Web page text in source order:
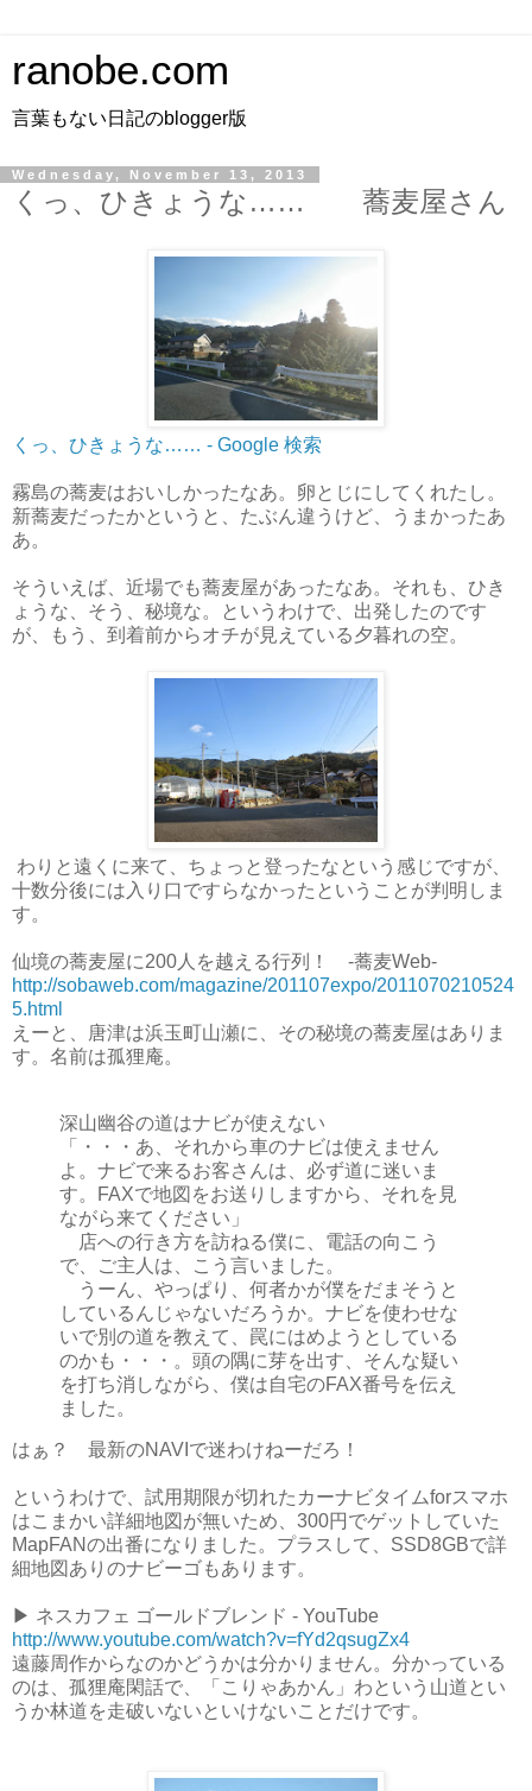
ranobe.com
言葉もない日記のblogger版
Wednesday, November 13, 2013
くっ、ひきょうな…… 蕎麦屋さん
くっ、ひきょうな…… - Google 検索
霧島の蕎麦はおいしかったなあ。卵とじにしてくれたし。
新蕎麦だったかというと、たぶん違うけど、うまかったあ
あ。
そういえば、近場でも蕎麦屋があったなあ。それも、ひき
ょうな、そう、秘境な。というわけで、出発したのです
が、もう、到着前からオチが見えている夕暮れの空。
わりと遠くに来て、ちょっと登ったなという感じですが、
十数分後には入り口ですらなかったということが判明しま
す。
仙境の蕎麦屋に200人を越える行列！ -蕎麦Web-
http://sobaweb.com/magazine/201107expo/2011070210524
5.html
えーと、唐津は浜玉町山瀬に、その秘境の蕎麦屋はありま
す。名前は孤狸庵。
深山幽谷の道はナビが使えない
「・・・あ、それから車のナビは使えません
よ。ナビで来るお客さんは、必ず道に迷いま
す。FAXで地図をお送りしますから、それを見
ながら来てください」
店への行き方を訪ねる僕に、電話の向こう
で、ご主人は、こう言いました。
うーん、やっぱり、何者かが僕をだまそうと
しているんじゃないだろうか。ナビを使わせな
いで別の道を教えて、罠にはめようとしている
のかも・・・。頭の隅に芽を出す、そんな疑い
を打ち消しながら、僕は自宅のFAX番号を伝え
ました。
はぁ？ 最新のNAVIで迷わけねーだろ！
というわけで、試用期限が切れたカーナビタイムforスマホ
はこまかい詳細地図が無いため、300円でゲットしていた
MapFANの出番になりました。プラスして、SSD8GBで詳
細地図ありのナビーゴもあります。
▶ ネスカフェ ゴールドブレンド - YouTube
http://www.youtube.com/watch?v=fYd2qsugZx4
遠藤周作からなのかどうかは分かりません。分かっている
のは、孤狸庵閑話で、「こりゃあかん」わという山道とい
うか林道を走破いないといけないことだけです。